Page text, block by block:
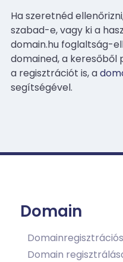
Ha szeretnéd
szabad-e, vagy ki a
domain.hu foglaltság-
domained, a
a regisztrációt is, a
segítségével.
Domain
Domain